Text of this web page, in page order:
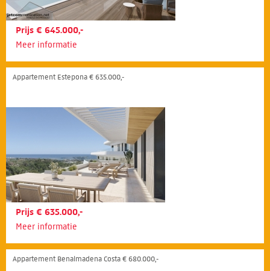
Prijs € 645.000,-
Meer informatie
Appartement Estepona € 635.000,-
Prijs € 635.000,-
Meer informatie
Appartement Benalmadena Costa € 680.000,-